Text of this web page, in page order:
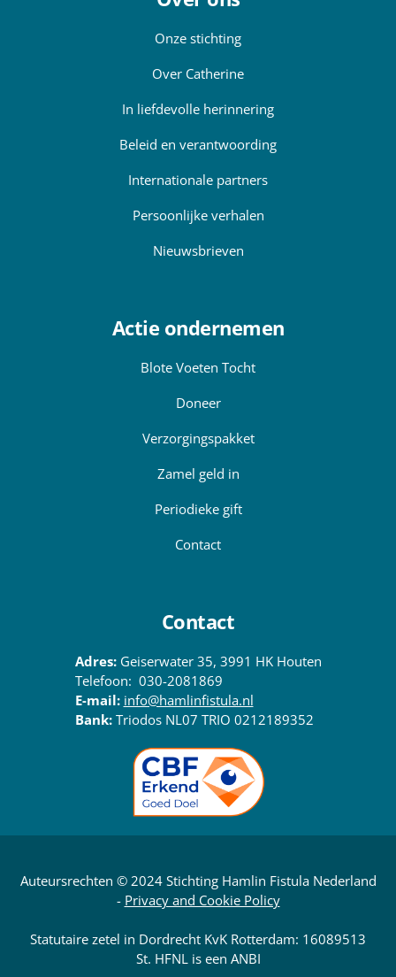
Onze stichting
Over Catherine
In liefdevolle herinnering
Beleid en verantwoording
Internationale partners
Persoonlijke verhalen
Nieuwsbrieven
Actie ondernemen
Blote Voeten Tocht
Doneer
Verzorgingspakket
Zamel geld in
Periodieke gift
Contact
Contact
Adres:Geiserwater 35, 3991 HK Houten
Telefoon: 030-2081869
E-mail: info@hamlinfistula.nl
Bank:Triodos NL07 TRIO 0212189352
Auteursrechten © 2024 Stichting Hamlin Fistula Nederland
- Privacy and Cookie Policy
Statutaire zetel in Dordrecht KvK Rotterdam: 16089513
St. HFNL is een ANBI